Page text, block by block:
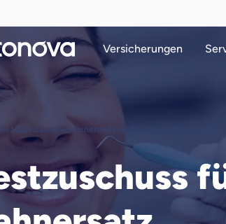
Versicherungen
Zahnzusatzversicherung